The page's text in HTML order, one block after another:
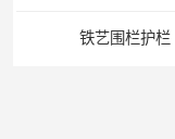
悬臂式标志杆